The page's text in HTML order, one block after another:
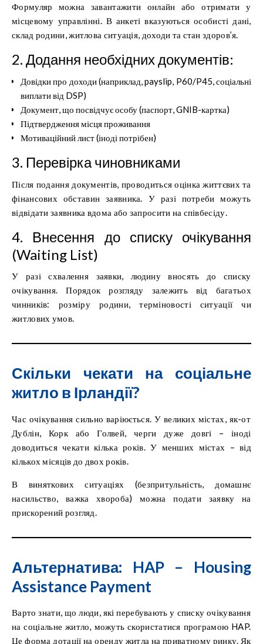
Формуляр можна завантажити онлайн або отримати у
місцевому управлінні. В анкеті вказуються особисті дані,
склад родини, житлова ситуація, доходи та стан здоров’я.
2️. Додання необхідних документів:
Довідки про доходи (наприклад, payslip, P60/P45, соціальні
виплати від DSP)
Документ, що посвідчує особу (паспорт, GNIB-картка)
Підтвердження місця проживання
Мотиваційний лист (іноді потрібен)
3️. Перевірка чиновниками
Після подання документів, проводиться оцінка життєвих та
фінансових обставин заявника. У разі потреби можуть
відвідати заявника вдома або запросити на співбесіду.
4️. Внесення до списку очікування
(Waiting List)
У разі схвалення заявки, людину вносять до списку
очікування. Порядок розгляду залежить від багатьох
чинників: розміру родини, терміновості ситуації чи
житлових умов.
Скільки чекати на соціальне
житло в Ірландії?
Час очікування сильно варіюється. У великих містах, як-от
Дублін, Корк або Голвей, черги дуже довгі – іноді
доводиться чекати кілька років. У менших містах – від
кількох місяців до двох років.
В виняткових ситуаціях (безпритульність, домашнє
насильство, важка хвороба) можна подати заявку на
прискорений розгляд.
Альтернатива: HAP – Housing
Assistance Payment
Варто знати, що люди, які перебувають у списку очікування
на соціальне житло, можуть скористатися програмою HAP.
Це форма дотації на оренду житла на приватному ринку. Як